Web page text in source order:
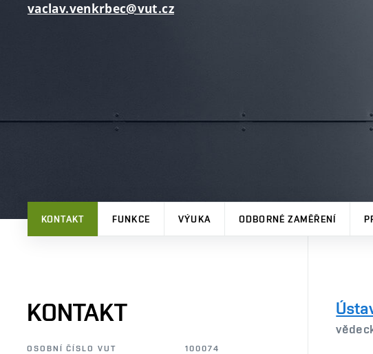
vaclav.venkrbec@vut.cz
KONTAKT FUNKCE VÝUKA ODBORNÉ ZAMĚŘENÍ
KONTAKT
OSOBNÍ ČÍSLO VUT
100074